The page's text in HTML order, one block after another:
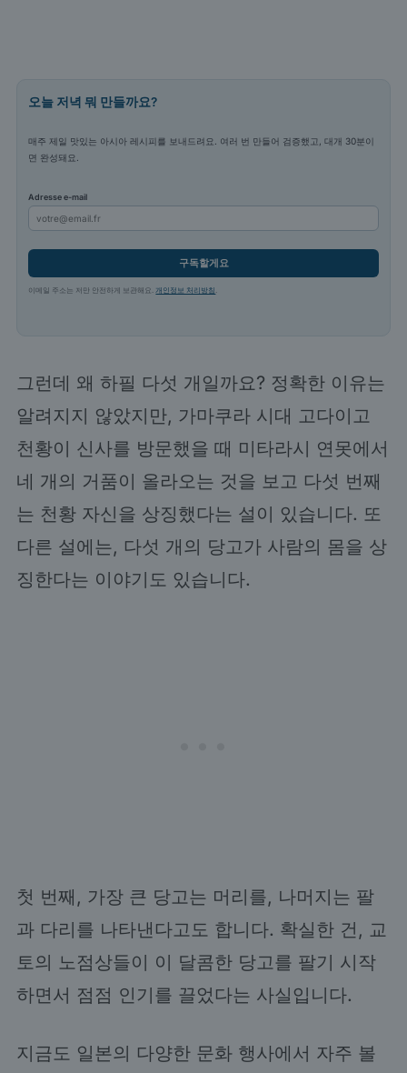
오늘 저녁 뭐 만들까요?
매주 제일 맛있는 아시아 레시피를 보내드려요. 여러 번 만들어 검증했고, 대개 30분이
면 완성돼요.
Adresse e-mail
구독할게요
이메일 주소는 저만 안전하게 보관해요.개인정보 처리방침 .
그런데 왜 하필 다섯 개일까요? 정확한 이유는
알려지지 않았지만, 가마쿠라 시대 고다이고
천황이 신사를 방문했을 때 미타라시 연못에서
네 개의 거품이 올라오는 것을 보고 다섯 번째
는 천황 자신을 상징했다는 설이 있습니다. 또
다른 설에는, 다섯 개의 당고가 사람의 몸을 상
징한다는 이야기도 있습니다.
첫 번째, 가장 큰 당고는 머리를, 나머지는 팔
과 다리를 나타낸다고도 합니다. 확실한 건, 교
토의 노점상들이 이 달콤한 당고를 팔기 시작
하면서 점점 인기를 끌었다는 사실입니다.
지금도 일본의 다양한 문화 행사에서 자주 볼